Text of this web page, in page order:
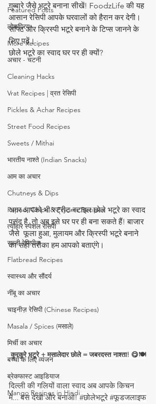
Featured Posts
लोकप्रिय
More Recipes
अचार - चटनी
Cleaning Hacks
Vrat Recipes | व्रत रेसिपी
Pickles & Achar Recipes
Street Food Recipes
Sweets / Mithai
भारतीय नाश्ते (Indian Snacks)
आम का अचार
Chutneys & Dips
Papad, Chips & Fryums Recipes
त्यौहार स्पेशल रेसिपी
सब्ज़ी रेसिपीज़
Flatbread Recipes
स्वास्थ्य और सौंदर्य
नींबू का अचार
चाइनीज़ रेसिपी (Chinese Recipes)
Masala / Spices (मसाले)
मिर्ची का अचार
बच्चों के लिए व्यंजन
ब्रेकफास्ट आइडियाज
Mango Recipes in Hindi
गुब्बारे जैसे भटूरे बनाना सीखें! FoodzLife की यह
आसान रेसिपी आपके घरवालों को हैरान कर देगी।
सॉफ्ट और क्रिस्पी भटूरे बनाने के टिप्स जानने के
लिए पढ़ें।
छोले भटूरे का स्वाद घर पर ही क्यों?
अगर आपको भी स्ट्रीट-स्टाइल छोले भटूरे का स्वाद
पसंद है, तो अब इसे घर पर ही बना सकते हैं! बाजार
जैसे  फूला हुआ, मुलायम और क्रिस्पी भटूरे बनाने
का सही तरीका हम आपको बताएंगे।
कुरकुरे भटूरे + मसालेदार छोले = जबरदस्त नाश्ता! 😋🍽️
दिल्ली की गलियों वाला स्वाद अब आपके किचन
में... बस देखो और बनाओ! #छोलेभटूरे #फूडजलाइफ